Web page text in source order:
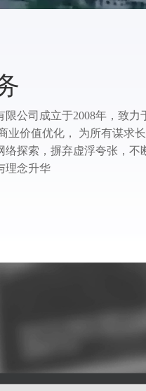
限公司成立于2008年，致
业价值优化， 为所有谋求
络探索，摒弃虚浮夸张，不
理念升华